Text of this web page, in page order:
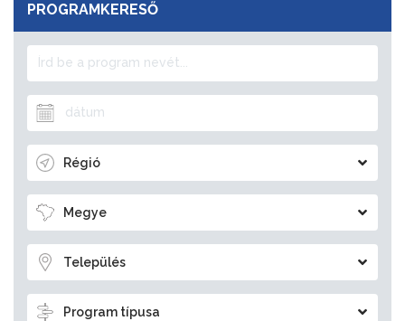
PROGRAMKERESŐ
Régió
Megye
Település
Program típusa